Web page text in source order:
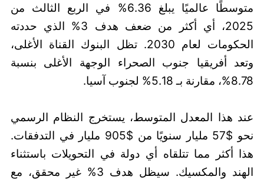
متوسطًا عالميًا يبلغ 6.36% في الربع الثالث من
2025، أي أكثر من ضعف هدف 3% الذي حددته
الحكومات لعام 2030. تظل البنوك القناة الأغلى،
وتعد أفريقيا جنوب الصحراء الوجهة الأغلى بنسبة
8.78%، مقارنة بـ 5.18% لجنوب آسيا.
عند هذا المعدل المتوسط، يستخرج النظام الرسمي
نحو $57 مليار سنويًا من $905 مليار في التدفقات.
هذا أكثر مما تتلقاه أي دولة في التحويلات باستثناء
الهند والمكسيك. سيظل هدف 3% غير محقق، مع